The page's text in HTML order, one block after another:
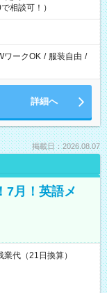
相談可！）
ワークOK / 服装自由 /
詳細へ
掲載日：2026.08.07
7月！英語メ
代（21日換算）